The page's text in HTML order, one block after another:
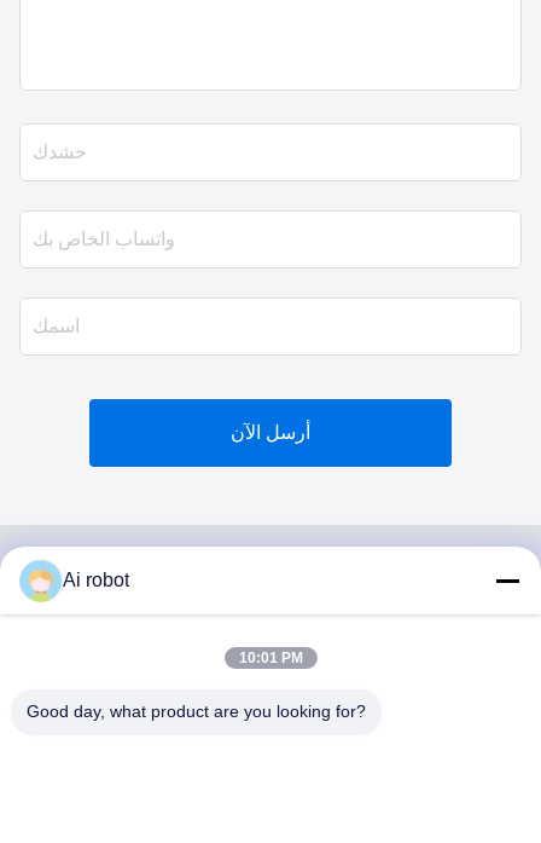
أرسل الآن
VIVI DENTAI
Ai robot
10:01 PM
Good day, what product are you looking for?